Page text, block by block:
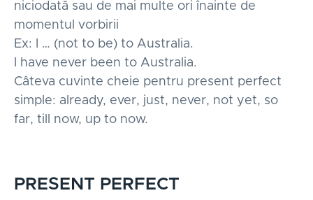
niciodată sau de mai multe ori înainte de
momentul vorbirii
Ex: I … (not to be) to Australia.
I have never been to Australia.
Câteva cuvinte cheie pentru present perfect
simple: already, ever, just, never, not yet, so
far, till now, up to now.
PRESENT PERFECT